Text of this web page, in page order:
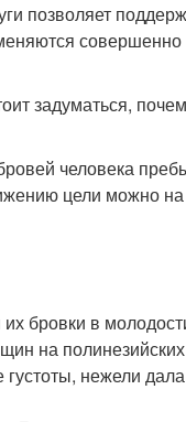
позволяет
совершенно
задуматься,
человека
цели можно на
бровки в
на
нежели